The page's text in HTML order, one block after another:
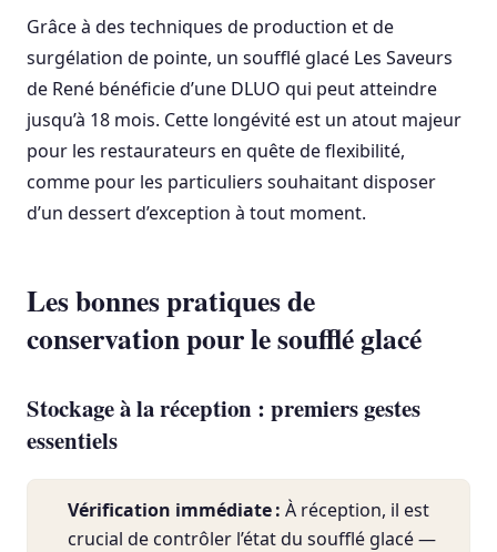
Grâce à des techniques de production et de
surgélation de pointe, un soufflé glacé Les Saveurs
de René bénéficie d’une DLUO qui peut atteindre
jusqu’à 18 mois. Cette longévité est un atout majeur
pour les restaurateurs en quête de flexibilité,
comme pour les particuliers souhaitant disposer
d’un dessert d’exception à tout moment.
Les bonnes pratiques de
conservation pour le soufflé glacé
Stockage à la réception : premiers gestes
essentiels
Vérification immédiate : À réception, il est
crucial de contrôler l’état du soufflé glacé —